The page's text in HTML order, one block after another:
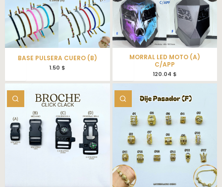
BASE PULSERA CUERO (B)
1.50 $
MORRAL LED MOTO (A)
C/APP
120.04 $